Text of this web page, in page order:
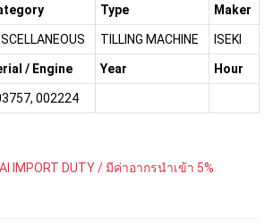
Type Maker
TILLING MACHINE ISEKI
/ Engine Year Hour
002224
IMPORT DUTY / มีค่าอากรนำเข้า 5%